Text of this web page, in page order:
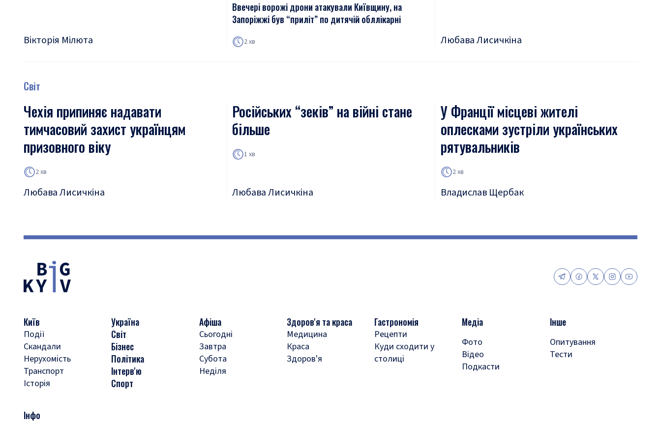
Вікторія Мілюта
Ввечері ворожі дрони атакували Київщину, на
Запоріжжі був “приліт” по дитячій обллікарні
2 хв Любава Лисичкіна
Світ
Чехія припиняє надавати
тимчасовий захист українцям
призовного віку
2 хв
Любава Лисичкіна
Російських “зеків” на війні стане
більше
1 хв
Любава Лисичкіна
У Франції місцеві жителі
оплесками зустріли українських
рятувальників
2 хв
Владислав Щербак
Київ
Події
Скандали
Нерухомість
Транспорт
Історія
Україна
Світ
Бізнес
Політика
Інтерв'ю
Спорт
Афіша
Сьогодні
Завтра
Субота
Неділя
Здоров'я та краса
Медицина
Краса
Здоров'я
Гастрономія
Рецепти
Куди сходити у
столиці
Медіа
Фото
Відео
Подкасти
Інше
Опитування
Тести
Інфо